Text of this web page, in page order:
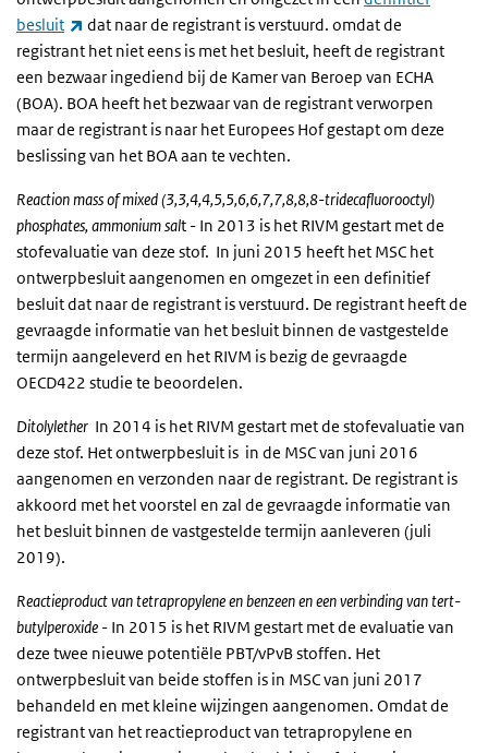
besluit
(externe link)
dat naar de registrant is verstuurd. omdat de
registrant het niet eens is met het besluit, heeft de registrant
een bezwaar ingediend bij de Kamer van Beroep van ECHA
(BOA). BOA heeft het bezwaar van de registrant verworpen
maar de registrant is naar het Europees Hof gestapt om deze
beslissing van het BOA aan te vechten.
Reaction mass of mixed (3,3,4,4,5,5,6,6,7,7,8,8,8-tridecafluorooctyl)
phosphates, ammonium salt - In 2013 is het RIVM gestart met de
stofevaluatie van deze stof. In juni 2015 heeft het MSC het
ontwerpbesluit aangenomen en omgezet in een definitief
besluit dat naar de registrant is verstuurd. De registrant heeft de
gevraagde informatie van het besluit binnen de vastgestelde
termijn aangeleverd en het RIVM is bezig de gevraagde
OECD422 studie te beoordelen.
Ditolylether In 2014 is het RIVM gestart met de stofevaluatie van
deze stof. Het ontwerpbesluit is in de MSC van juni 2016
aangenomen en verzonden naar de registrant. De registrant is
akkoord met het voorstel en zal de gevraagde informatie van
het besluit binnen de vastgestelde termijn aanleveren (juli
2019).
Reactieproduct van tetrapropylene en benzeen en een verbinding van tert-
butylperoxide - In 2015 is het RIVM gestart met de evaluatie van
deze twee nieuwe potentiële PBT/vPvB stoffen. Het
ontwerpbesluit van beide stoffen is in MSC van juni 2017
behandeld en met kleine wijzingen aangenomen. Omdat de
registrant van het reactieproduct van tetrapropylene en